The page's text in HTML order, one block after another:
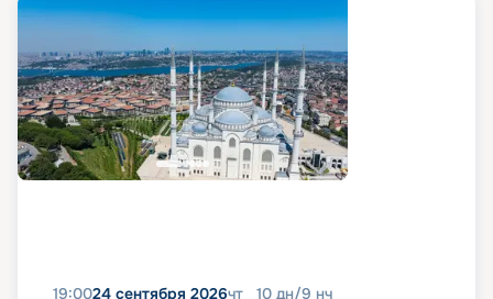
19:0024 сентября 2026чт 10 дн/9 нч